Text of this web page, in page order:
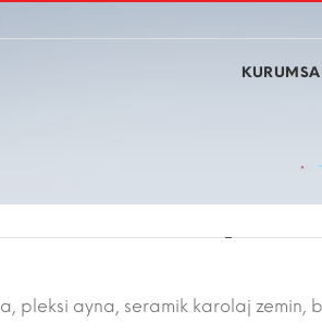
pleksi ayna, seramik karolaj zemin,